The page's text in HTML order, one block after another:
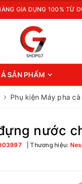
GIA DỤNG 100% TỪ
SẢN PHẨM
Phụ kiện Máy pha
nước
Thương hiệu: